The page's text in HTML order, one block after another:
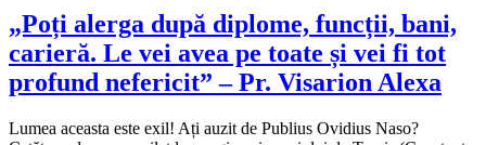
„Poți alerga după diplome, funcții, bani,
carieră. Le vei avea pe toate și vei fi tot
profund nefericit” – Pr. Visarion Alexa
Lumea aceasta este exil! Ați auzit de Publius Ovidius Naso?